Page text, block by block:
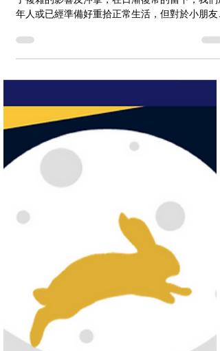
疫情對過往數年的世界、人們生活及環境等都帶
年人或已經準備好重拾正常生活，但對於小朋友
說就可能沒那麼簡單。 目錄 疫情對小朋友社交能
香港桌上遊戲教育學苑 HKBGEA...